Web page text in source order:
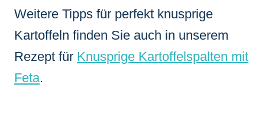
Weitere Tipps für perfekt knusprige
Kartoffeln finden Sie auch in unserem
Rezept für Knusprige Kartoffelspalten mit
Feta.